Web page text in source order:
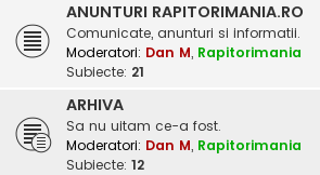
ANUNTURI RAPITORIMANIA.RO
Comunicate, anunturi si informatii.
Moderatori: Dan M, Rapitorimania
Subiecte: 21
ARHIVA
Sa nu uitam ce-a fost.
Moderatori: Dan M, Rapitorimania
Subiecte: 12